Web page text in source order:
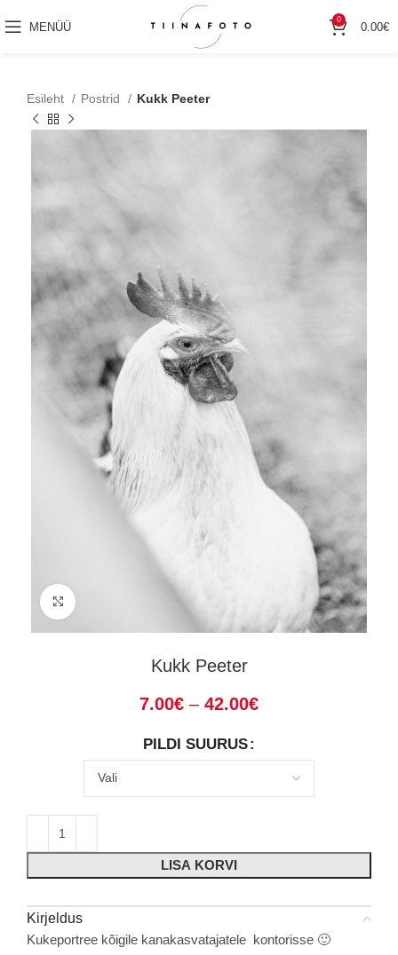
MENÜÜ
0
0.00€
Esileht Postrid Kukk Peeter
Kukk Peeter
7.00€ – 42.00€
PILDI SUURUS
LISA KORVI
Kirjeldus
Kukeportree kõigile kanakasvatajatele kontorisse 🙂